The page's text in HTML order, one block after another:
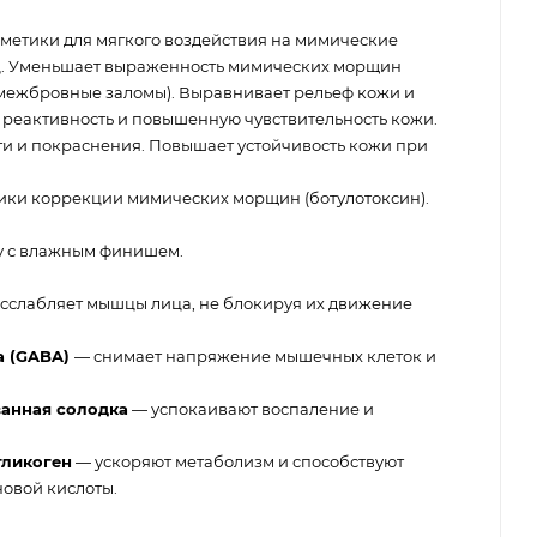
для мягкого воздействия на мимические
выраженность мимических морщин
заломы). Выравнивает рельеф кожи и
и повышенную чувствительность кожи.
и покраснения. Повышает устойчивость кожи при
коррекции мимических морщин (ботулотоксин).
с влажным финишем.
мышцы лица, не блокируя их движение
(GABA) — снимает напряжение мышечных клеток и
солодка — успокаивают воспаление и
— ускоряют метаболизм и способствуют
кислоты.